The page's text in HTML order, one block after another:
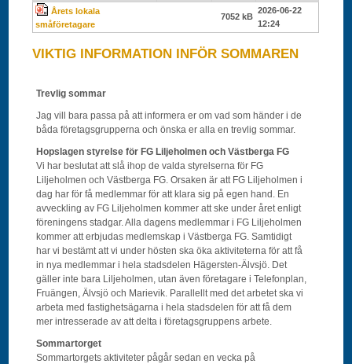
Årets lokala
småföretagare
7052 kB
2026-06-22
12:24
VIKTIG INFORMATION INFÖR SOMMAREN
Trevlig sommar
Jag vill bara passa på att informera er om vad som händer i de
båda företagsgrupperna och önska er alla en trevlig sommar.
Hopslagen styrelse för FG Liljeholmen och Västberga FG
Vi har beslutat att slå ihop de valda styrelserna för FG
Liljeholmen och Västberga FG. Orsaken är att FG Liljeholmen i
dag har för få medlemmar för att klara sig på egen hand. En
avveckling av FG Liljeholmen kommer att ske under året enligt
föreningens stadgar. Alla dagens medlemmar i FG Liljeholmen
kommer att erbjudas medlemskap i Västberga FG. Samtidigt
har vi bestämt att vi under hösten ska öka aktiviteterna för att få
in nya medlemmar i hela stadsdelen Hägersten-Älvsjö. Det
gäller inte bara Liljeholmen, utan även företagare i Telefonplan,
Fruängen, Älvsjö och Marievik. Parallellt med det arbetet ska vi
arbeta med fastighetsägarna i hela stadsdelen för att få dem
mer intresserade av att delta i företagsgruppens arbete.
Sommartorget
Sommartorgets aktiviteter pågår sedan en vecka på